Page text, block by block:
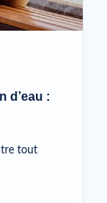
d’eau :
tout